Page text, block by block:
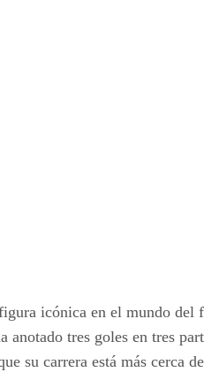
icónica en el mundo del
anotado tres goles en tres
su carrera está más